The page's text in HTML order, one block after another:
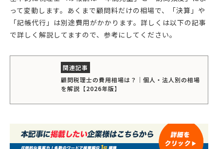
って変動します。あくまで顧問料だけの相場で、「決算」や
「記帳代行」は別途費用がかかります。詳しくは以下の記事
で詳しく解説してますので、参考にしてください。
顧問税理士の費用相場は？｜個人・法人別の相場
を解説【2026年版】